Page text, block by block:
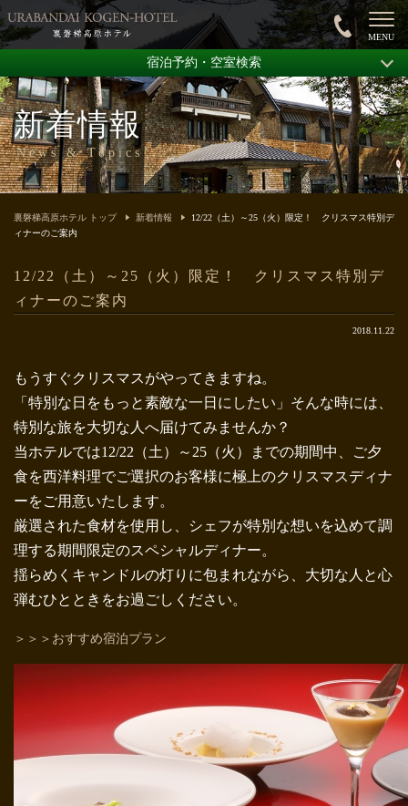
新着情報
News & Topics
宿泊予約・空室検索
裏磐梯高原ホテル トップ 新着情報
12/22（土）～25（火）限定！ クリスマス特別デ
ィナーのご案内
12/22（土）～25（火）限定！ クリスマス特別デ
ィナーのご案内
2018.11.22
もうすぐクリスマスがやってきますね。
「特別な日をもっと素敵な一日にしたい」そんな時には、
特別な旅を大切な人へ届けてみませんか？
当ホテルでは12/22（土）～25（火）までの期間中、ご夕
食を西洋料理でご選択のお客様に極上のクリスマスディナ
ーをご用意いたします。
厳選された食材を使用し、シェフが特別な想いを込めて調
理する期間限定のスペシャルディナー。
揺らめくキャンドルの灯りに包まれながら、大切な人と心
弾むひとときをお過ごしください。
＞＞＞おすすめ宿泊プラン